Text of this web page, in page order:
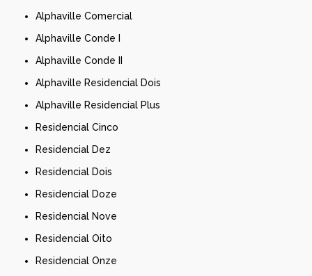
Alphaville Comercial
Alphaville Conde I
Alphaville Conde II
Alphaville Residencial Dois
Alphaville Residencial Plus
Residencial Cinco
Residencial Dez
Residencial Dois
Residencial Doze
Residencial Nove
Residencial Oito
Residencial Onze